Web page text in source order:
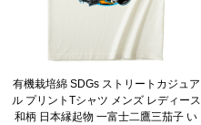
有機栽培綿 SDGs ストリートカジュア
ル プリントTシャツ メンズ レディース
和柄 日本縁起物 一富士二鷹三茄子 い